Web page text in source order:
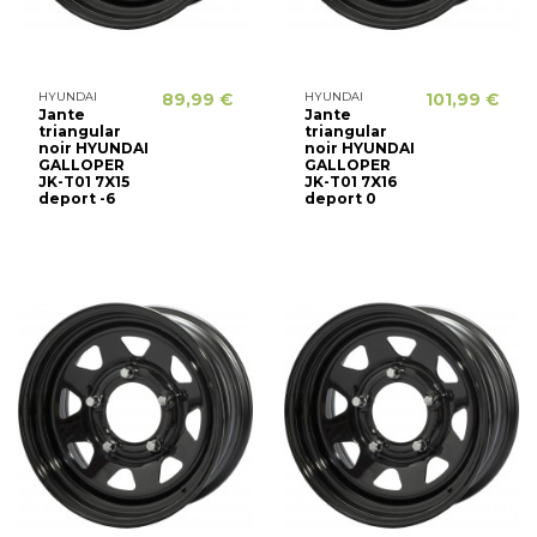
HYUNDAI
Jante
triangular
noir HYUNDAI
GALLOPER
JK-T01 7X15
deport -6
89,99 € HYUNDAI
Jante
triangular
noir HYUNDAI
GALLOPER
JK-T01 7X16
deport 0
101,99 €